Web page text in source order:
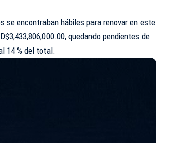
se encontraban hábiles para renovar en este
quedando pendientes de
14 % del total.